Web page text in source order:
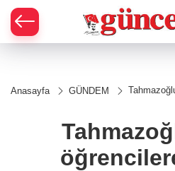
Anasayfa GÜNDEM